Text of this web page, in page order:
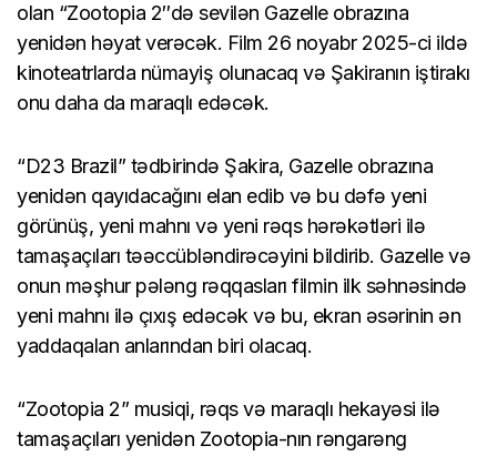
olan “Zootopia 2″də sevilən Gazelle obrazına
yenidən həyat verəcək. Film 26 noyabr 2025-ci ildə
kinoteatrlarda nümayiş olunacaq və Şakiranın iştirakı
onu daha da maraqlı edəcək.
“D23 Brazil” tədbirində Şakira, Gazelle obrazına
yenidən qayıdacağını elan edib və bu dəfə yeni
görünüş, yeni mahnı və yeni rəqs hərəkətləri ilə
tamaşaçıları təəccübləndirəcəyini bildirib. Gazelle və
onun məşhur pələng rəqqasları filmin ilk səhnəsində
yeni mahnı ilə çıxış edəcək və bu, ekran əsərinin ən
yaddaqalan anlarından biri olacaq.
“Zootopia 2” musiqi, rəqs və maraqlı hekayəsi ilə
tamaşaçıları yenidən Zootopia-nın rəngarəng